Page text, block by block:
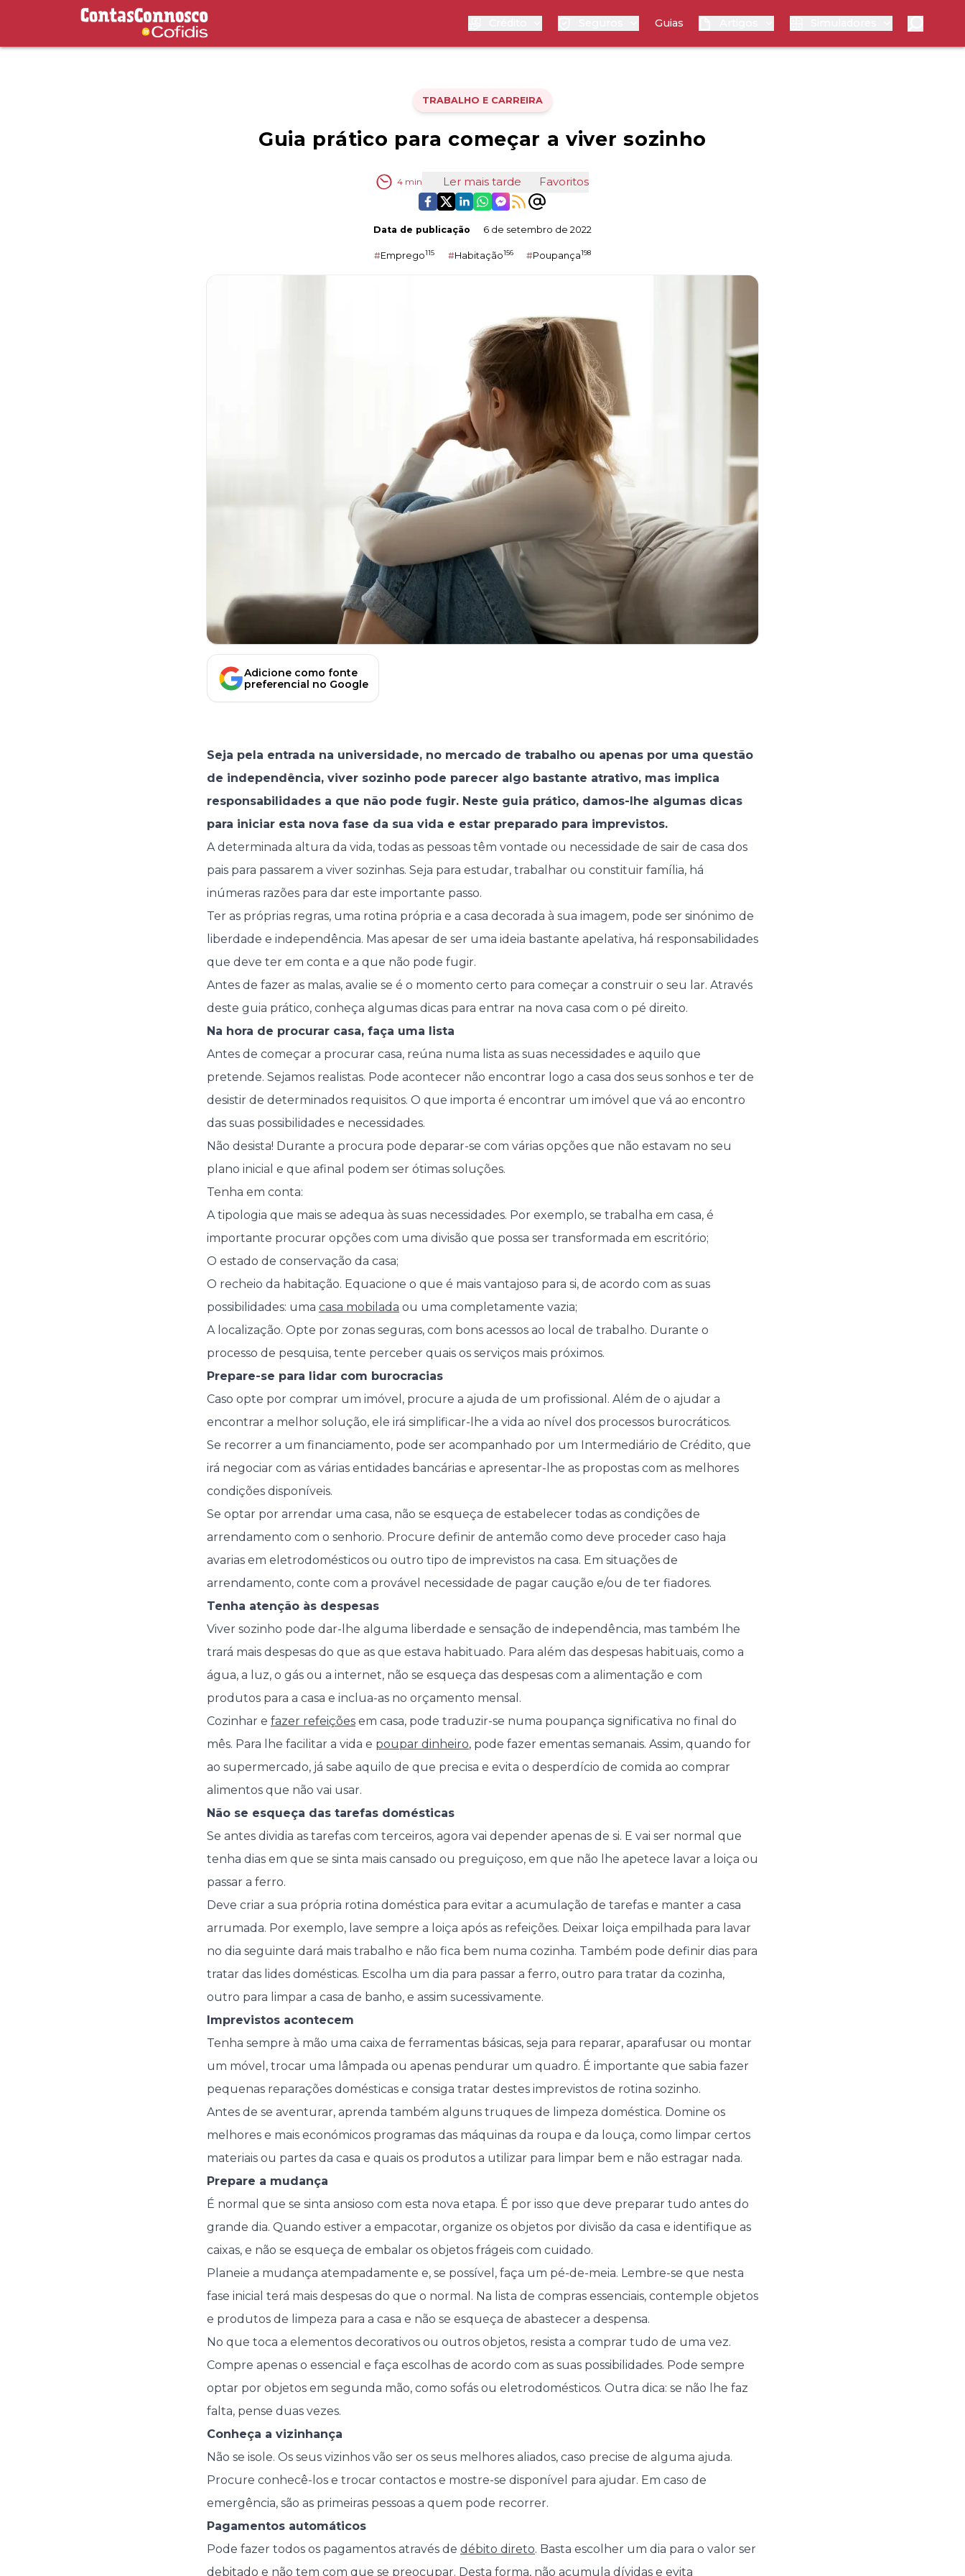
Contas Connosco by Cofidis Guias
TRABALHO E CARREIRA
Guia prático para começar a viver sozinho
4min Ler mais tarde Favoritos
Data de publicação 6 de setembro de 2022
#Emprego115 #Habitação156 #Poupança198
Adicione como fonte
preferencial no Google
Seja pela entrada na universidade, no mercado de trabalho ou apenas por uma questão
de independência, viver sozinho pode parecer algo bastante atrativo, mas implica
responsabilidades a que não pode fugir. Neste guia prático, damos-lhe algumas dicas
para iniciar esta nova fase da sua vida e estar preparado para imprevistos.
A determinada altura da vida, todas as pessoas têm vontade ou necessidade de sair de casa dos
pais para passarem a viver sozinhas. Seja para estudar, trabalhar ou constituir família, há
inúmeras razões para dar este importante passo.
Ter as próprias regras, uma rotina própria e a casa decorada à sua imagem, pode ser sinónimo de
liberdade e independência. Mas apesar de ser uma ideia bastante apelativa, há responsabilidades
que deve ter em conta e a que não pode fugir.
Antes de fazer as malas, avalie se é o momento certo para começar a construir o seu lar. Através
deste guia prático, conheça algumas dicas para entrar na nova casa com o pé direito.
Na hora de procurar casa, faça uma lista
Antes de começar a procurar casa, reúna numa lista as suas necessidades e aquilo que
pretende. Sejamos realistas. Pode acontecer não encontrar logo a casa dos seus sonhos e ter de
desistir de determinados requisitos. O que importa é encontrar um imóvel que vá ao encontro
das suas possibilidades e necessidades.
Não desista! Durante a procura pode deparar-se com várias opções que não estavam no seu
plano inicial e que afinal podem ser ótimas soluções.
Tenha em conta:
A tipologia que mais se adequa às suas necessidades. Por exemplo, se trabalha em casa, é
importante procurar opções com uma divisão que possa ser transformada em escritório;
O estado de conservação da casa;
O recheio da habitação. Equacione o que é mais vantajoso para si, de acordo com as suas
possibilidades: uma casa mobilada ou uma completamente vazia;
A localização. Opte por zonas seguras, com bons acessos ao local de trabalho. Durante o
processo de pesquisa, tente perceber quais os serviços mais próximos.
Prepare-se para lidar com burocracias
Caso opte por comprar um imóvel, procure a ajuda de um profissional. Além de o ajudar a
encontrar a melhor solução, ele irá simplificar-lhe a vida ao nível dos processos burocráticos.
Se recorrer a um financiamento, pode ser acompanhado por um Intermediário de Crédito, que
irá negociar com as várias entidades bancárias e apresentar-lhe as propostas com as melhores
condições disponíveis.
Se optar por arrendar uma casa, não se esqueça de estabelecer todas as condições de
arrendamento com o senhorio. Procure definir de antemão como deve proceder caso haja
avarias em eletrodomésticos ou outro tipo de imprevistos na casa. Em situações de
arrendamento, conte com a provável necessidade de pagar caução e/ou de ter fiadores.
Tenha atenção às despesas
Viver sozinho pode dar-lhe alguma liberdade e sensação de independência, mas também lhe
trará mais despesas do que as que estava habituado. Para além das despesas habituais, como a
água, a luz, o gás ou a internet, não se esqueça das despesas com a alimentação e com
produtos para a casa e inclua-as no orçamento mensal.
Cozinhar e fazer refeições em casa, pode traduzir-se numa poupança significativa no final do
mês. Para lhe facilitar a vida e poupar dinheiro, pode fazer ementas semanais. Assim, quando for
ao supermercado, já sabe aquilo de que precisa e evita o desperdício de comida ao comprar
alimentos que não vai usar.
Não se esqueça das tarefas domésticas
Se antes dividia as tarefas com terceiros, agora vai depender apenas de si. E vai ser normal que
tenha dias em que se sinta mais cansado ou preguiçoso, em que não lhe apetece lavar a loiça ou
passar a ferro.
Deve criar a sua própria rotina doméstica para evitar a acumulação de tarefas e manter a casa
arrumada. Por exemplo, lave sempre a loiça após as refeições. Deixar loiça empilhada para lavar
no dia seguinte dará mais trabalho e não fica bem numa cozinha. Também pode definir dias para
tratar das lides domésticas. Escolha um dia para passar a ferro, outro para tratar da cozinha,
outro para limpar a casa de banho, e assim sucessivamente.
Imprevistos acontecem
Tenha sempre à mão uma caixa de ferramentas básicas, seja para reparar, aparafusar ou montar
um móvel, trocar uma lâmpada ou apenas pendurar um quadro. É importante que sabia fazer
pequenas reparações domésticas e consiga tratar destes imprevistos de rotina sozinho.
Antes de se aventurar, aprenda também alguns truques de limpeza doméstica. Domine os
melhores e mais económicos programas das máquinas da roupa e da louça, como limpar certos
materiais ou partes da casa e quais os produtos a utilizar para limpar bem e não estragar nada.
Prepare a mudança
É normal que se sinta ansioso com esta nova etapa. É por isso que deve preparar tudo antes do
grande dia. Quando estiver a empacotar, organize os objetos por divisão da casa e identifique as
caixas, e não se esqueça de embalar os objetos frágeis com cuidado.
Planeie a mudança atempadamente e, se possível, faça um pé-de-meia. Lembre-se que nesta
fase inicial terá mais despesas do que o normal. Na lista de compras essenciais, contemple objetos
e produtos de limpeza para a casa e não se esqueça de abastecer a despensa.
No que toca a elementos decorativos ou outros objetos, resista a comprar tudo de uma vez.
Compre apenas o essencial e faça escolhas de acordo com as suas possibilidades. Pode sempre
optar por objetos em segunda mão, como sofás ou eletrodomésticos. Outra dica: se não lhe faz
falta, pense duas vezes.
Conheça a vizinhança
Não se isole. Os seus vizinhos vão ser os seus melhores aliados, caso precise de alguma ajuda.
Procure conhecê-los e trocar contactos e mostre-se disponível para ajudar. Em caso de
emergência, são as primeiras pessoas a quem pode recorrer.
Pagamentos automáticos
Pode fazer todos os pagamentos através de débito direto. Basta escolher um dia para o valor ser
debitado e não tem com que se preocupar. Desta forma, não acumula dívidas e evita